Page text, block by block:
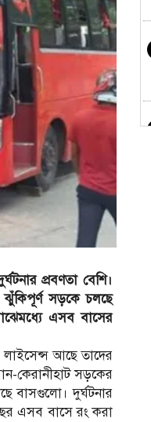
প্রবণতা বে‌শি।
ঝুঁ‌কিপূর্ণ সড়‌কে চলছে
এসব বাসের
লাইসেন্স আ‌ছে তা‌দের
কেরানীহাট সড়‌কের
বাসগু‌লো। দুর্ঘটনার
এসব বাসে রং করা